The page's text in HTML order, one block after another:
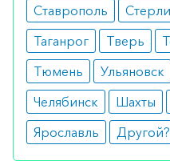
Ставрополь
Таганрог
Тверь
Тюмень
Ульяновск
Челябинск
Шахты
Ярославль
Другой?